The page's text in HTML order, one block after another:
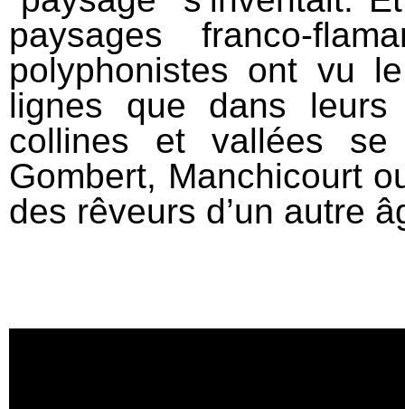
paysages
polyphonistes ont vu
lignes que dans
collines et vallées se
Gombert, Manchicourt
des rêveurs d’un autre